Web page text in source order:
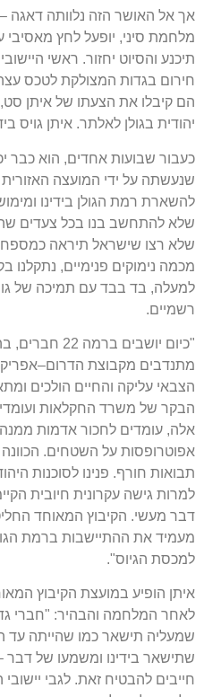
אך אל האושר הזה נלוותה דאגה –
מלחמת סיני, יופעל לחץ
תיכנע והסיוט יחזור. ראשי
חירום בגדות המצולקת לטכס
הם קיבלו את הצעתו של איתן סט,
יהודית בגולן לאלתר. איתן גויס
כעבור שבועות אחדים, הוא כבר
שנעשתה על ידי המועצה האזורית
להשארת רמת הגולן בידינו
שלא להתחשב בנו בכל צעדים
שלא רצו שישראל תיראה
מכמה נימוקים פנימיים, נתקלנו
למעלה, בד בבד עם תמיכה של
רשמיים.
"כיום יושבים ברמה חברים,
מתנדבים מקבוצת הדרום–
הצבאי עליקה והחיים הולכים
הבקר של משרד החקלאות
אלה, עומדים לחכור אדמות
אפוטרופסות על השטחים.
תבואות חורף. פנינו לסוכנות
למרות גישה עקרונית חיובית
דבר מעשי. הקיבוץ המאוחד
מעמיד את ההתיישבות ברמת
למכסת הגיוס".
איתן הופיע במועצת הקיבוץ
לאחר המלחמה והבהיר: "חברי
שמעליה תישאר כמו שהייתה עד
שתישאר בידינו ומשמעו של דבר
חייבים להבטיח זאת. לגבי יישובי